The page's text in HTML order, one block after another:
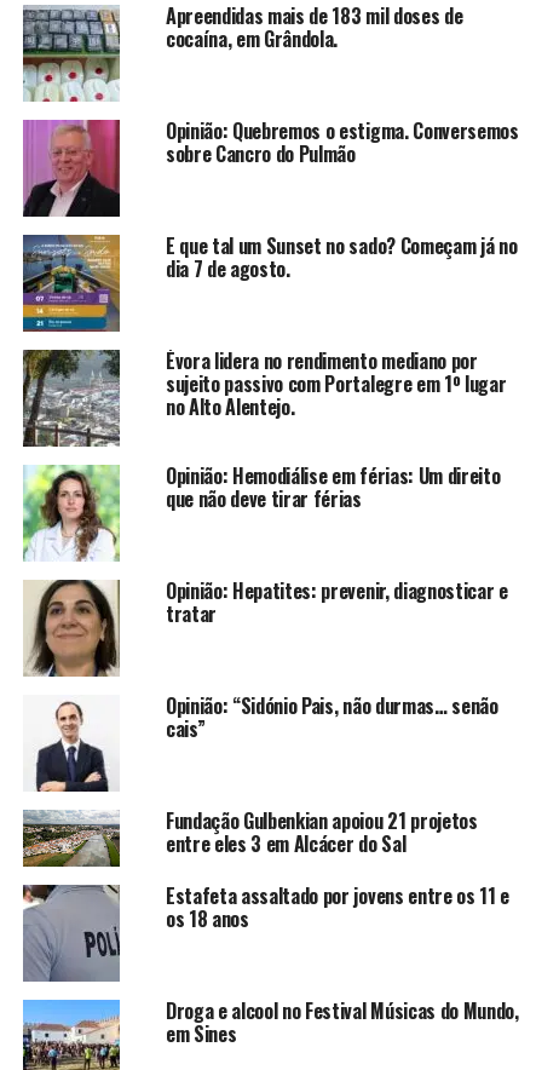
Apreendidas mais de 183 mil doses de
cocaína, em Grândola.
Opinião: Quebremos o estigma. Conversemos
sobre Cancro do Pulmão
E que tal um Sunset no sado? Começam já no
dia 7 de agosto.
Évora lidera no rendimento mediano por
sujeito passivo com Portalegre em 1º lugar
no Alto Alentejo.
Opinião: Hemodiálise em férias: Um direito
que não deve tirar férias
Opinião: Hepatites: prevenir, diagnosticar e
tratar
Opinião: “Sidónio Pais, não durmas… senão
cais”
Fundação Gulbenkian apoiou 21 projetos
entre eles 3 em Alcácer do Sal
Estafeta assaltado por jovens entre os 11 e
os 18 anos
Droga e alcool no Festival Músicas do Mundo,
em Sines